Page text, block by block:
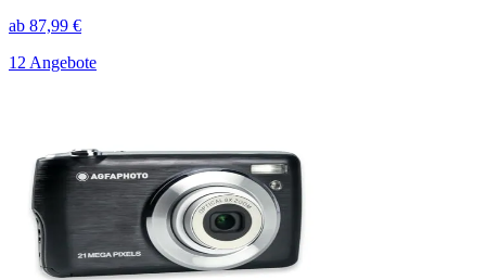
ab 87,99 €
12 Angebote